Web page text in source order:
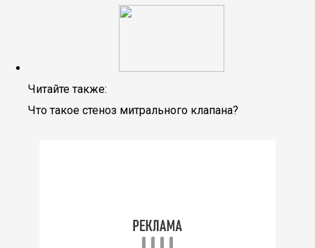
Читайте также:
Что такое стеноз митрального клапана?